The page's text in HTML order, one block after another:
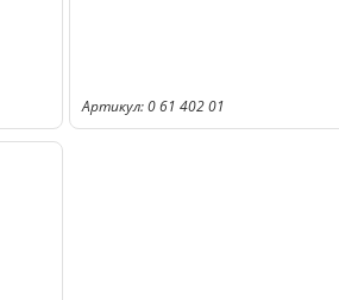
Артикул: 0 61 402 01